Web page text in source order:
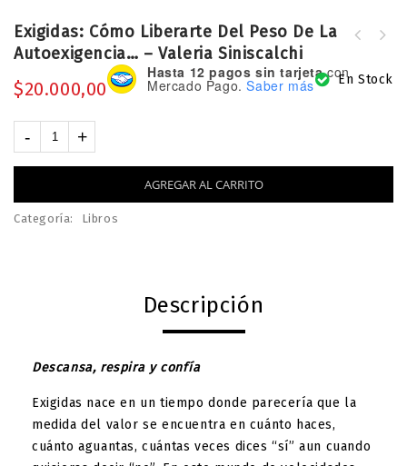
Exigidas: Cómo Liberarte Del Peso De La
Autoexigencia… – Valeria Siniscalchi
$20.000,00 En Stock
Hasta 12 pagos sin tarjetacon
Mercado Pago. Saber más
AGREGAR AL CARRITO
Categoría: Libros
Descripción
Descansa, respira y confía
Exigidas nace en un tiempo donde parecería que la
medida del valor se encuentra en cuánto haces,
cuánto aguantas, cuántas veces dices “sí” aun cuando